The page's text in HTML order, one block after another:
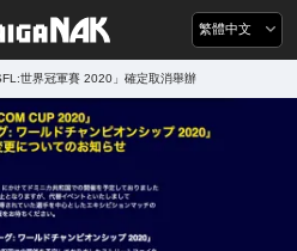
繁體中文
世界冠軍賽 2020」確定取消舉辦